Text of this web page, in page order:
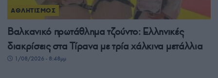
ΑΘΛΗΤΙΣΜΟΣ
Βαλκανικό πρωτάθλημα τζούντο: Ελληνικές
διακρίσεις στα Τίρανα με τρία χάλκινα μετάλλια
1/08/2026 - 8:48μμ